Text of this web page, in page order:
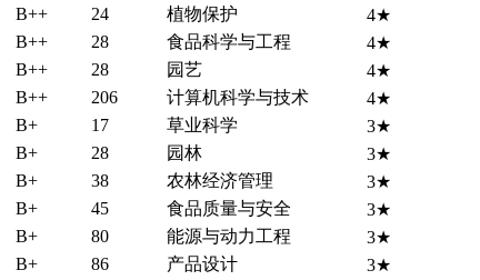
B++
24 植物保护
4★
B++
28 食品科学与工程
4★
B++
28 园艺
4★
B++
206 计算机科学与技术
4★
B+
17 草业科学
3★
B+
28 园林
3★
B+
38 农林经济管理
3★
B+
45 食品质量与安全
3★
B+
80 能源与动力工程
3★
B+
86 产品设计
3★